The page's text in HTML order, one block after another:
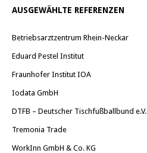
AUSGEWÄHLTE REFERENZEN
Betriebsarztzentrum Rhein-Neckar
Eduard Pestel Institut
Fraunhofer Institut IOA
Iodata GmbH
DTFB – Deutscher Tischfußballbund e.V.
Tremonia Trade
WorkInn GmbH & Co. KG